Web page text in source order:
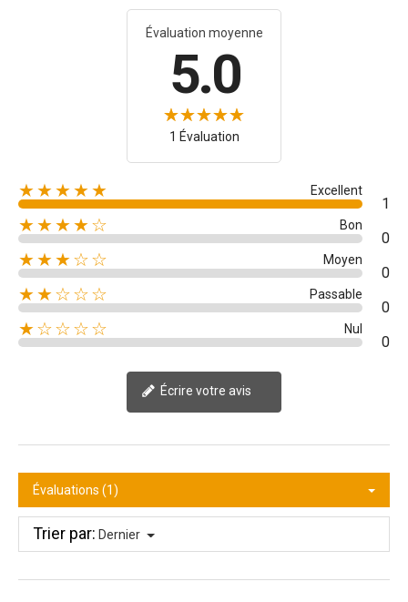
Évaluation moyenne
5.0
1 Évaluation
★★★★★ Excellent
1
★★★★☆ Bon
0
★★★☆☆ Moyen
0
★★☆☆☆ Passable
0
★☆☆☆☆ Nul
0
Écrire votre avis
Évaluations (1)
Trier par: Dernier